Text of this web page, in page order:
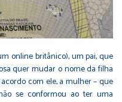
online britânico), um pai, que
quer mudar o nome da filha
com ele, a mulher – que
se conformou ao ter uma